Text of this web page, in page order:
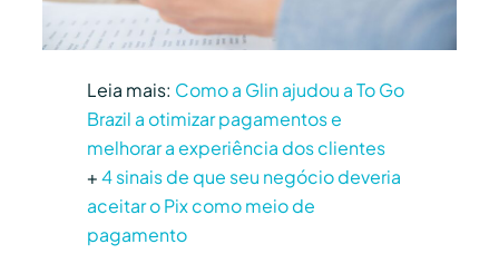
Leia mais: Como a Glin ajudou a To Go
Brazil a otimizar pagamentos e
melhorar a experiência dos clientes
+4 sinais de que seu negócio deveria
aceitar o Pix como meio de
pagamento